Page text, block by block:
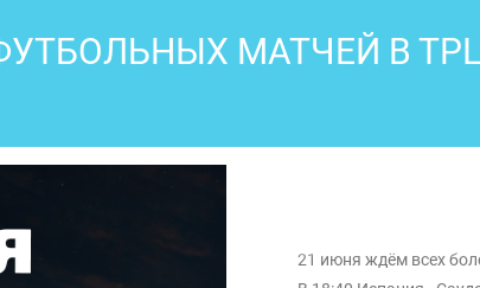
МАТЧЕЙ В
21 июня ждём всех